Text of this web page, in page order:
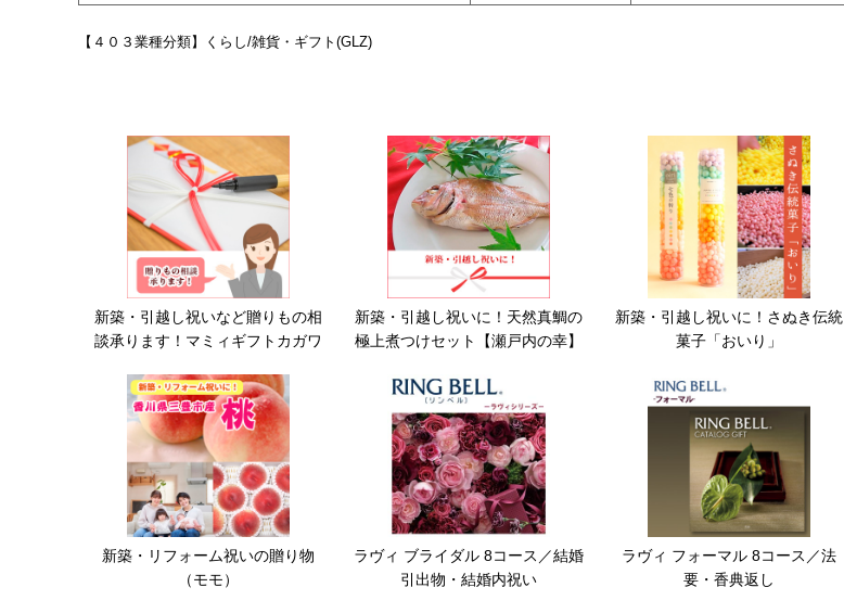
【４０３業種分類】くらし/雑貨・ギフト(GLZ)
新築・引越し祝いなど贈りもの相
談承ります！マミィギフトカガワ
新築・引越し祝いに！天然真鯛の
極上煮つけセット【瀬戸内の幸】
新築・引越し祝いに！さぬき伝統
菓子「おいり」
新築・リフォーム祝いの贈り物
（モモ）
ラヴィ ブライダル 8コース／結婚
引出物・結婚内祝い
ラヴィ フォーマル 8コース／法
要・香典返し